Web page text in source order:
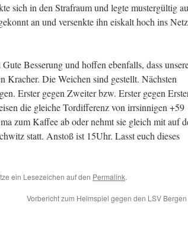
sich in den Strafraum und legte mustergültig
an und versenkte ihn eiskalt hoch ins Netz
Besserung und hoffen ebenfalls, dass
Die Weichen sind gestellt. Nächsten
Erster gegen Zweiter bzw. Erster gegen
die gleiche Tordifferenz von irrsinnigen +59
zum Kaffee ab oder nehmt sie gleich mit auf
statt. Anstoß ist 15Uhr. Lasst euch dieses
ein Lesezeichen auf den Permalink.
Vorbericht zum Heimspiel gegen den LSV Bergen